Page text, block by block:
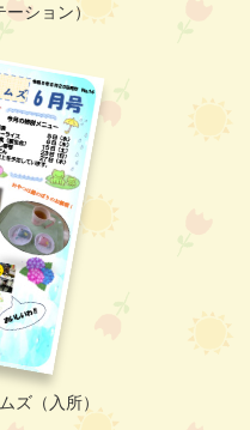
ーション）
ズ（入所）